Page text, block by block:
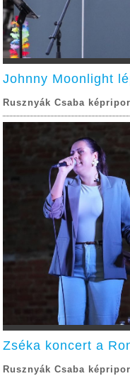
Johnny Moonlight
Rusznyák Csaba
Zséka koncert a
Rusznyák Csaba